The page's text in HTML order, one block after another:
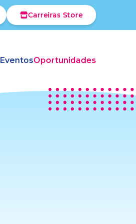
Carreiras Store
EventosOportunidades